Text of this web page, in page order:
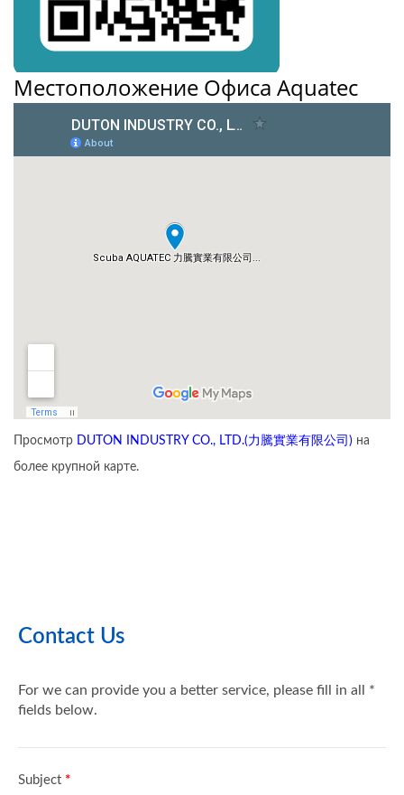
Местоположение Офиса Aquatec
Просмотр DUTON INDUSTRY CO., LTD.(力騰實業有限公司) на
более крупной карте.